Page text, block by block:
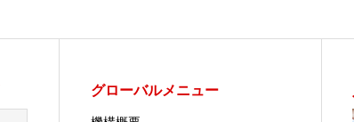
グローバルメニュー